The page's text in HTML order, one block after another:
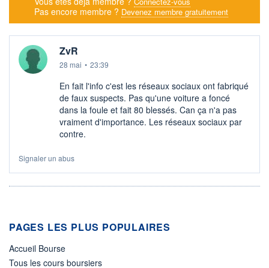
Pas encore membre ? Devenez membre gratuitement
ZvR
28 mai • 23:39
En fait l'info c'est les réseaux sociaux ont fabriqué
de faux suspects. Pas qu'une voiture a foncé
dans la foule et fait 80 blessés. Can ça n'a pas
vraiment d'importance. Les réseaux sociaux par
contre.
Signaler un abus
PAGES LES PLUS POPULAIRES
Accueil Bourse
Tous les cours boursiers